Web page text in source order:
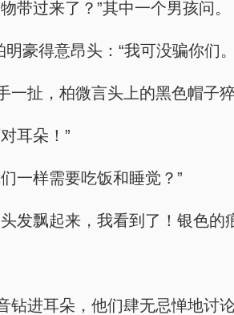
带过来了？”其中一个男孩问。
明豪得意昂头：“我可没骗你们
一扯，柏微言头上的黑色帽子
耳朵！”
一样需要吃饭和睡觉？”
发飘起来，我看到了！银色的
钻进耳朵，他们肆无忌惮地讨